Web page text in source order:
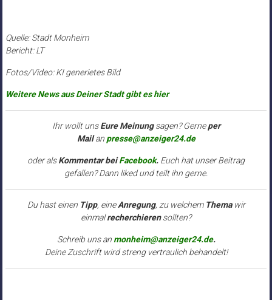
Quelle: Stadt Monheim
Bericht: LT
Fotos/Video: KI generietes Bild
Weitere News aus Deiner Stadt gibt es hier
Ihr wollt unsEure Meinungsagen? Gerneper
Mailanpresse@anzeiger24.de
oder alsKommentar beiFacebook. Euch hat unser Beitrag
gefallen? Dann liked und teilt ihn gerne.
Du hast einen Tipp, eineAnregung, zu welchem Themawir
einmalrecherchierensollten?
Schreib uns anmonheim@anzeiger24.de.
Deine Zuschrift wird streng vertraulich behandelt!